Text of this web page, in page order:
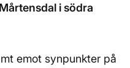
i södra
emot synpunkter på